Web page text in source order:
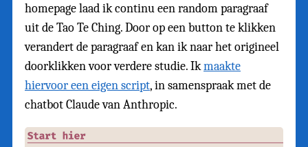
homepage laad ik continu een random paragraaf
uit de Tao Te Ching. Door op een button te klikken
verandert de paragraaf en kan ik naar het origineel
doorklikken voor verdere studie. Ikmaakte
hiervoor een eigen script, in samenspraak met de
chatbot Claude van Anthropic.